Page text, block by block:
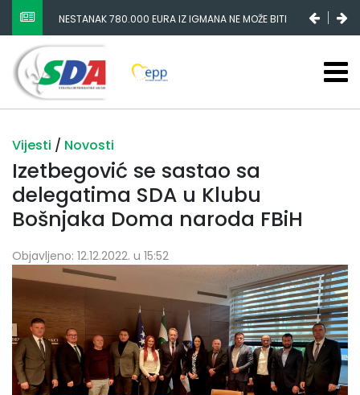
NESTANAK 780.000 EURA IZ IGMANA NE MOŽE BITI
SLUČAJNI PREVID, ODGOVORNOST MORAJU SNOSITI
VLADA FBIH I NJENI KADROVI
Vijesti / Novosti
Izetbegović se sastao sa
delegatima SDA u Klubu
Bošnjaka Doma naroda FBiH
Objavljeno: 12.12.2022. u 15:52